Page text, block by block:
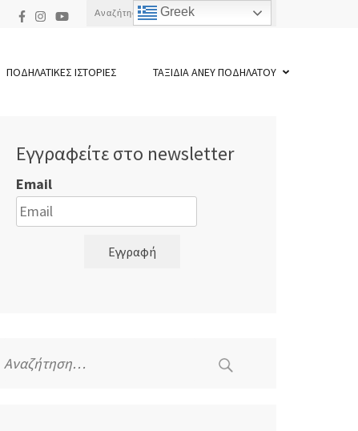
Αναζήτηση
ΠΟΔΗΛΑΤΙΚΕΣ ΙΣΤΟΡΙΕΣ ΤΑΞΙΔΙΑ ΑΝΕΥ ΠΟΔΗΛΑΤΟΥ
Εγγραφείτε στο newsletter
Email
Εγγραφή
για:
Greek